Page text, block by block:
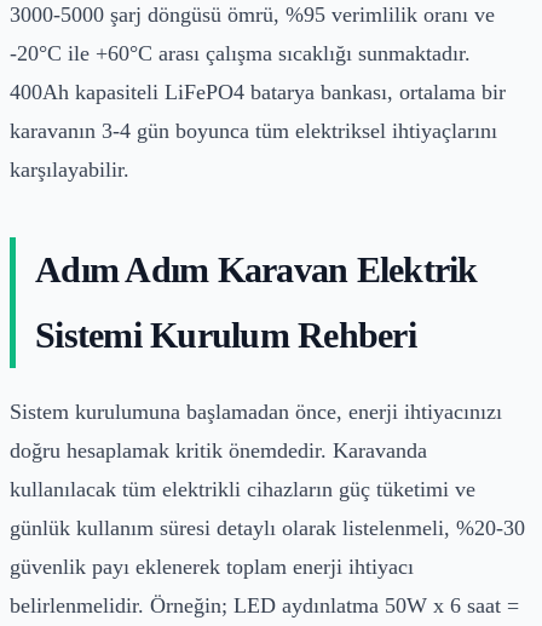
3000-5000 şarj döngüsü ömrü, %95 verimlilik oranı ve
-20°C ile +60°C arası çalışma sıcaklığı sunmaktadır.
400Ah kapasiteli LiFePO4 batarya bankası, ortalama bir
karavanın 3-4 gün boyunca tüm elektriksel ihtiyaçlarını
karşılayabilir.
Adım Adım Karavan Elektrik
Sistemi Kurulum Rehberi
Sistem kurulumuna başlamadan önce, enerji ihtiyacınızı
doğru hesaplamak kritik önemdedir. Karavanda
kullanılacak tüm elektrikli cihazların güç tüketimi ve
günlük kullanım süresi detaylı olarak listelenmeli, %20-30
güvenlik payı eklenerek toplam enerji ihtiyacı
belirlenmelidir. Örneğin; LED aydınlatma 50W x 6 saat =